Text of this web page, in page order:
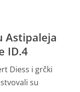
Astipaleja
ID.4
Diess i grčki
su